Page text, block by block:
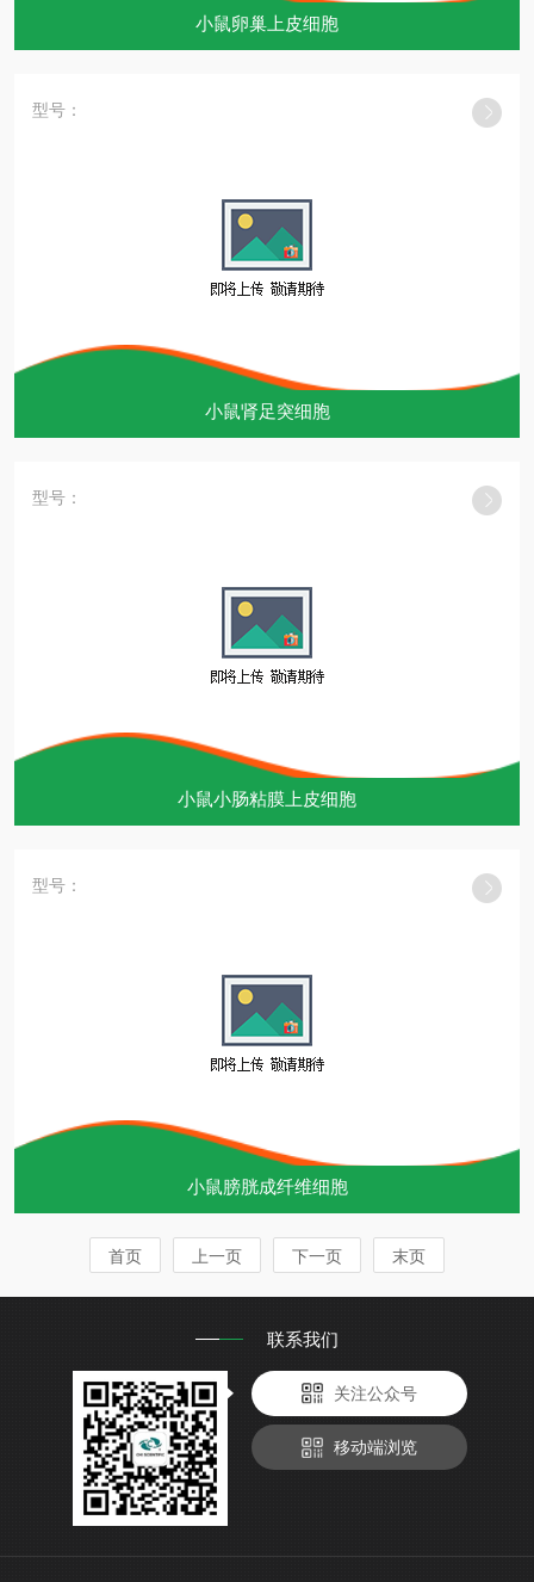
小鼠卵巢上皮细胞
型号：
小鼠肾足突细胞
型号：
小鼠小肠粘膜上皮细胞
型号：
小鼠膀胱成纤维细胞
首页 上一页 下一页 末页
联系我们
关注公众号
移动端浏览